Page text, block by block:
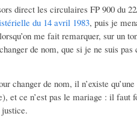
direct les circulaires FP 900 du
du 14 avril 1983, puis je
me fait remarquer, sur un
de nom, que si je ne suis pas
changer de nom, il n’existe
et ce n’est pas le mariage : il faut